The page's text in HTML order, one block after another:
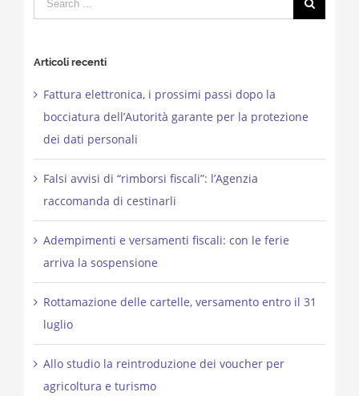
for:
Articoli recenti
Fattura elettronica, i prossimi passi dopo la
bocciatura dell’Autorità garante per la protezione
dei dati personali
Falsi avvisi di “rimborsi fiscali”: l’Agenzia
raccomanda di cestinarli
Adempimenti e versamenti fiscali: con le ferie
arriva la sospensione
Rottamazione delle cartelle, versamento entro il 31
luglio
Allo studio la reintroduzione dei voucher per
agricoltura e turismo